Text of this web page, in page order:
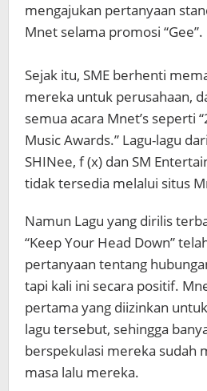
mengajukan pertanyaan
Mnet selama promosi “Gee”.
Sejak itu, SME berhenti
mereka untuk perusahaan,
semua acara Mnet’s seperti
Music Awards.” Lagu-lagu
SHINee, f (x) dan SM
tidak tersedia melalui situs
Namun Lagu yang dirilis
“Keep Your Head Down”
pertanyaan tentang
tapi kali ini secara positif.
pertama yang diizinkan
lagu tersebut, sehingga
berspekulasi mereka sudah
masa lalu mereka.